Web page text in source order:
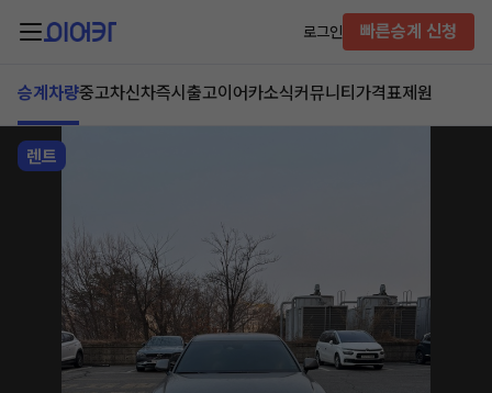
로그인 빠른승계 신청
승계차량중고차신차즉시출고이어카소식커뮤니티 가격표제원
렌트